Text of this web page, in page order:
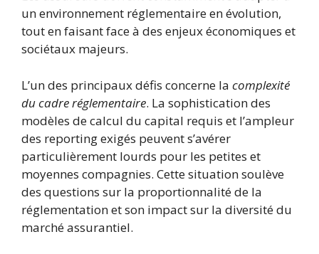
un environnement réglementaire en évolution,
tout en faisant face à des enjeux économiques et
sociétaux majeurs.
L’un des principaux défis concerne la complexité
du cadre réglementaire. La sophistication des
modèles de calcul du capital requis et l’ampleur
des reporting exigés peuvent s’avérer
particulièrement lourds pour les petites et
moyennes compagnies. Cette situation soulève
des questions sur la proportionnalité de la
réglementation et son impact sur la diversité du
marché assurantiel.